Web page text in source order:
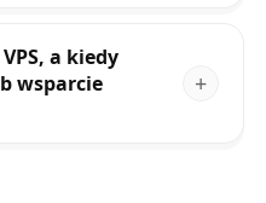
a kiedy
wsparcie